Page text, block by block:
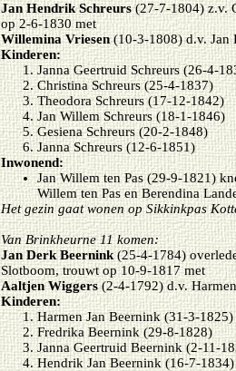
Jan Hendrik Schreurs(27-7-1804) z.v.
op 2-6-1830 met
Willemina Vriesen(10-3-1808) d.v. Jan
Kinderen:
Janna Geertruid Schreurs (26-4-
Christina Schreurs (25-4-1837)
Theodora Schreurs (17-12-1842)
Jan Willem Schreurs (18-1-1846)
Gesiena Schreurs (20-2-1848)
Janna Schreurs (12-6-1851)
Inwonend:
Jan Willem ten Pas (29-9-1821)
Willem ten Pas en Berendina
Het gezin gaat wonen op Sikkinkpas
Van Brinkheurne 11 komen:
Jan Derk Beernink(25-4-1784)
Slotboom, trouwt op 10-9-1817 met
Aaltjen Wiggers(2-4-1792) d.v.
Kinderen:
Harmen Jan Beernink (31-3-
Fredrika Beernink (29-8-1828)
Janna Geertruid Beernink (2-11-
Hendrik Jan Beernink (16-7-1834)